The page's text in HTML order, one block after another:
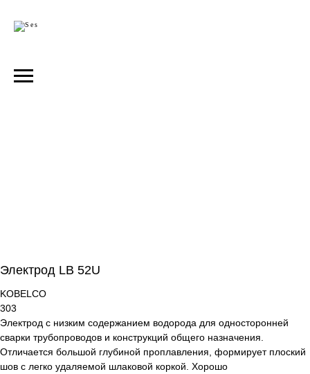
Электрод LB 52U
KOBELCO
303
Электрод с низким содержанием водорода для односторонней
сварки трубопроводов и конструкций общего назначения.
Отличается большой глубиной проплавления, формирует плоский
шов с легко удаляемой шлаковой коркой. Хорошо